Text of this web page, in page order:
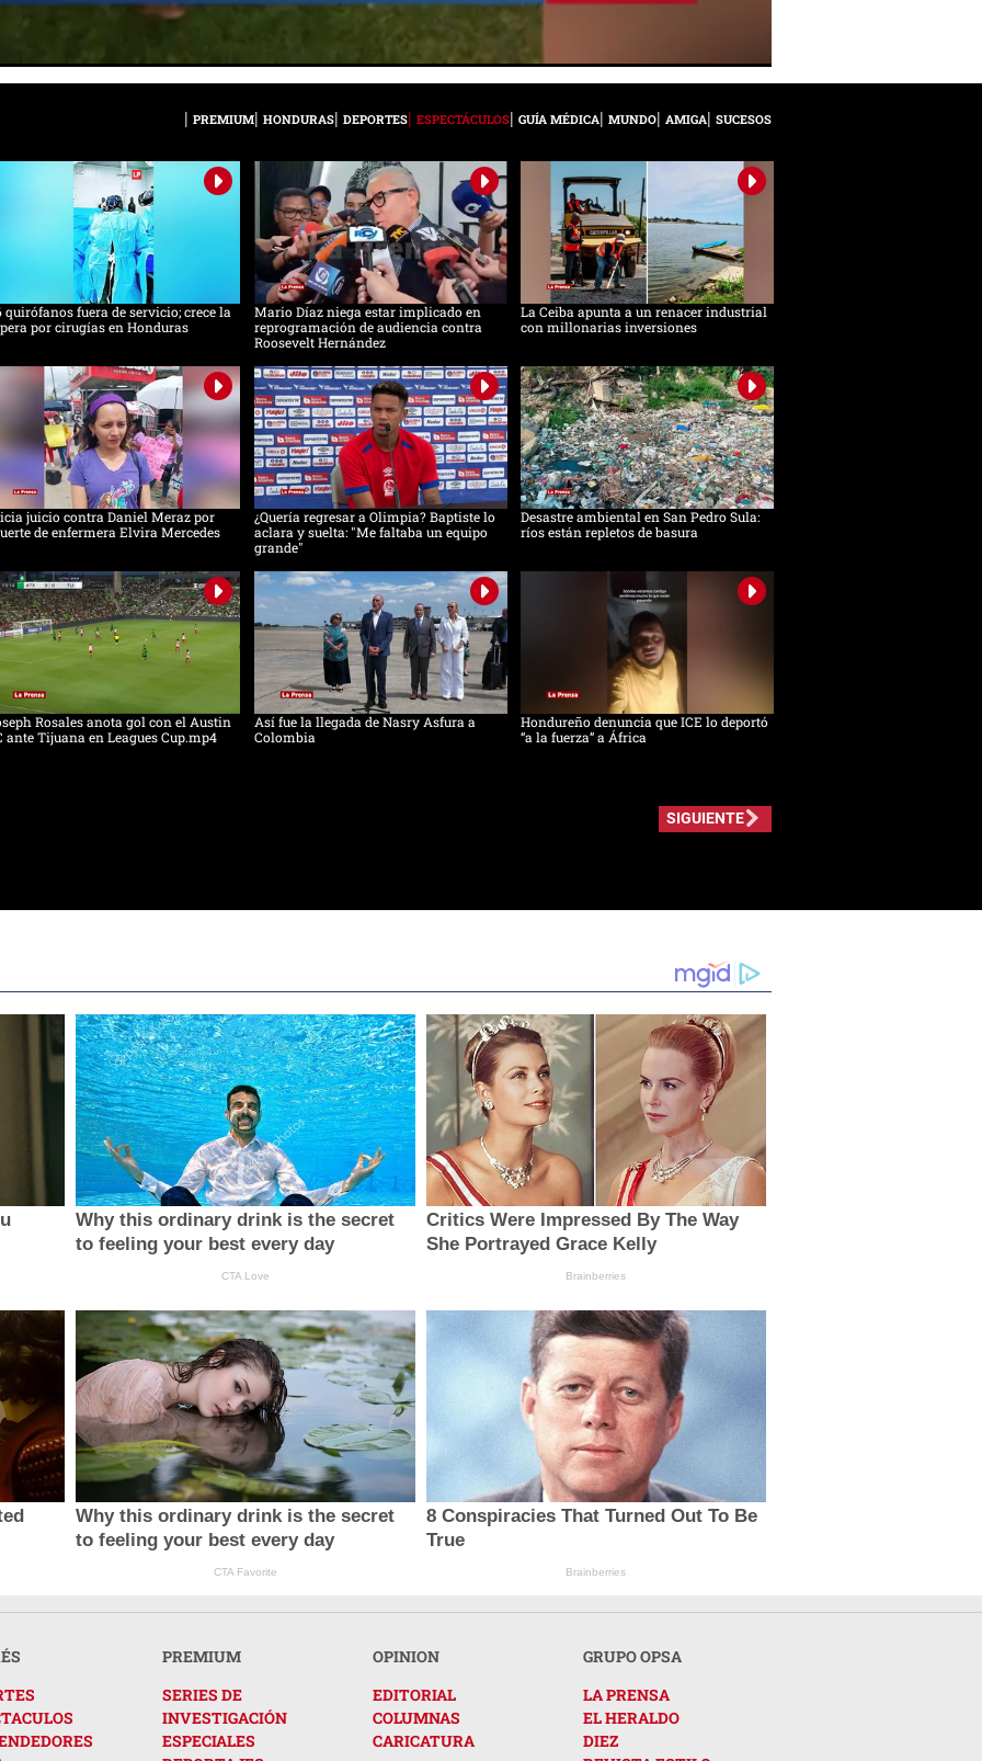
PREMIUM HONDURAS DEPORTES ESPECTÁCULOS GUÍA MÉDICA MUNDO AMIGA SUCESOS
quirófanos fuera de servicio; crece la
por cirugías en Honduras
Mario Díaz niega estar implicado en
reprogramación de audiencia contra
Roosevelt Hernández
La Ceiba apunta a un renacer industrial
con millonarias inversiones
juicio contra Daniel Meraz por
de enfermera Elvira Mercedes
¿Quería regresar a Olimpia? Baptiste lo
aclara y suelta: "Me faltaba un equipo
grande"
Desastre ambiental en San Pedro Sula:
ríos están repletos de basura
Rosales anota gol con el Austin
ante Tijuana en Leagues Cup.mp4
Así fue la llegada de Nasry Asfura a
Colombia
Hondureño denuncia que ICE lo deportó
“a la fuerza” a África
SIGUIENTE
Why this ordinary drink is the secret
to feeling your best every day
CTA Love
Critics Were Impressed By The Way
She Portrayed Grace Kelly
Brainberries
Why this ordinary drink is the secret
to feeling your best every day
CTA Favorite
8 Conspiracies That Turned Out To Be
True
Brainberries
PREMIUM
SERIES DE
INVESTIGACIÓN
ESPECIALES
OPINION
EDITORIAL
COLUMNAS
CARICATURA
GRUPO OPSA
LA PRENSA
EL HERALDO
DIEZ